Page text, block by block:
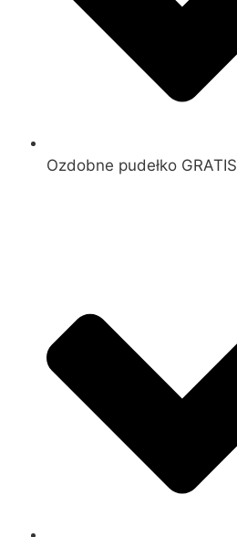
Ozdobne pudełko GRATIS